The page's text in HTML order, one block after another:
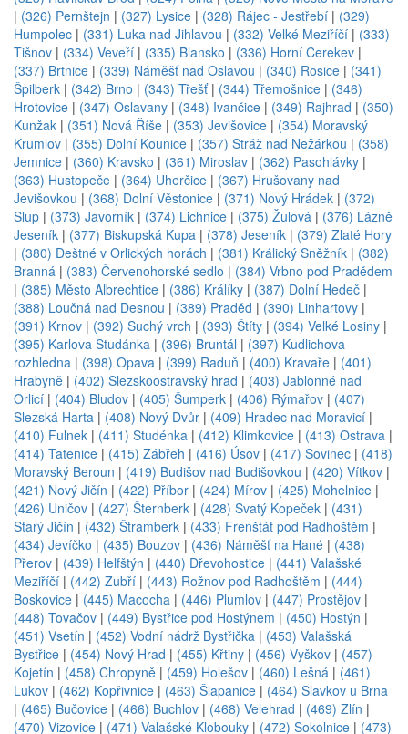
| (326) Pernštejn | (327) Lysice | (328) Rájec - Jestřebí | (329)
Humpolec | (331) Luka nad Jihlavou | (332) Velké Meziříčí | (333)
Tišnov | (334) Veveří | (335) Blansko | (336) Horní Cerekev |
(337) Brtnice | (339) Náměšť nad Oslavou | (340) Rosice | (341)
Špilberk | (342) Brno | (343) Třešť| (344) Třemošnice | (346)
Hrotovice | (347) Oslavany | (348) Ivančice | (349) Rajhrad | (350)
Kunžak | (351) Nová Říše | (353) Jevišovice | (354) Moravský
Krumlov | (355) Dolní Kounice | (357) Stráž nad Nežárkou | (358)
Jemnice | (360) Kravsko | (361) Miroslav | (362) Pasohlávky |
(363) Hustopeče | (364) Uherčice | (367) Hrušovany nad
Jevišovkou | (368) Dolní Věstonice | (371) Nový Hrádek | (372)
Slup | (373) Javorník | (374) Lichnice | (375) Žulová | (376) Lázně
Jeseník | (377) Biskupská Kupa | (378) Jeseník | (379) Zlaté Hory
| (380) Deštné v Orlických horách | (381) Králický Sněžník | (382)
Branná | (383) Červenohorské sedlo | (384) Vrbno pod Pradědem
| (385) Město Albrechtice | (386) Králíky | (387) Dolní Hedeč |
(388) Loučná nad Desnou | (389) Praděd | (390) Linhartovy |
(391) Krnov | (392) Suchý vrch | (393) Štíty | (394) Velké Losiny |
(395) Karlova Studánka | (396) Bruntál | (397) Kudlichova
rozhledna | (398) Opava | (399) Raduň | (400) Kravaře | (401)
Hrabyně | (402) Slezskoostravský hrad | (403) Jablonné nad
Orlicí | (404) Bludov | (405) Šumperk | (406) Rýmařov | (407)
Slezská Harta | (408) Nový Dvůr | (409) Hradec nad Moravicí |
(410) Fulnek | (411) Studénka | (412) Klimkovice | (413) Ostrava |
(414) Tatenice | (415) Zábřeh | (416) Úsov | (417) Sovinec | (418)
Moravský Beroun | (419) Budišov nad Budišovkou | (420) Vítkov |
(421) Nový Jičín | (422) Příbor | (424) Mírov | (425) Mohelnice |
(426) Uničov | (427) Šternberk | (428) Svatý Kopeček | (431)
Starý Jičín | (432) Štramberk | (433) Frenštát pod Radhoštěm |
(434) Jevíčko | (435) Bouzov | (436) Náměšť na Hané | (438)
Přerov | (439) Helfštýn | (440) Dřevohostice | (441) Valašské
Meziříčí | (442) Zubří | (443) Rožnov pod Radhoštěm | (444)
Boskovice | (445) Macocha | (446) Plumlov | (447) Prostějov |
(448) Tovačov | (449) Bystřice pod Hostýnem | (450) Hostýn |
(451) Vsetín | (452) Vodní nádrž Bystřička | (453) Valašská
Bystřice | (454) Nový Hrad | (455) Křtiny | (456) Vyškov | (457)
Kojetín | (458) Chropyně | (459) Holešov | (460) Lešná | (461)
Lukov | (462) Kopřivnice | (463) Šlapanice | (464) Slavkov u Brna
| (465) Bučovice | (466) Buchlov | (468) Velehrad | (469) Zlín |
(470) Vizovice | (471) Valašské Klobouky | (472) Sokolnice | (473)